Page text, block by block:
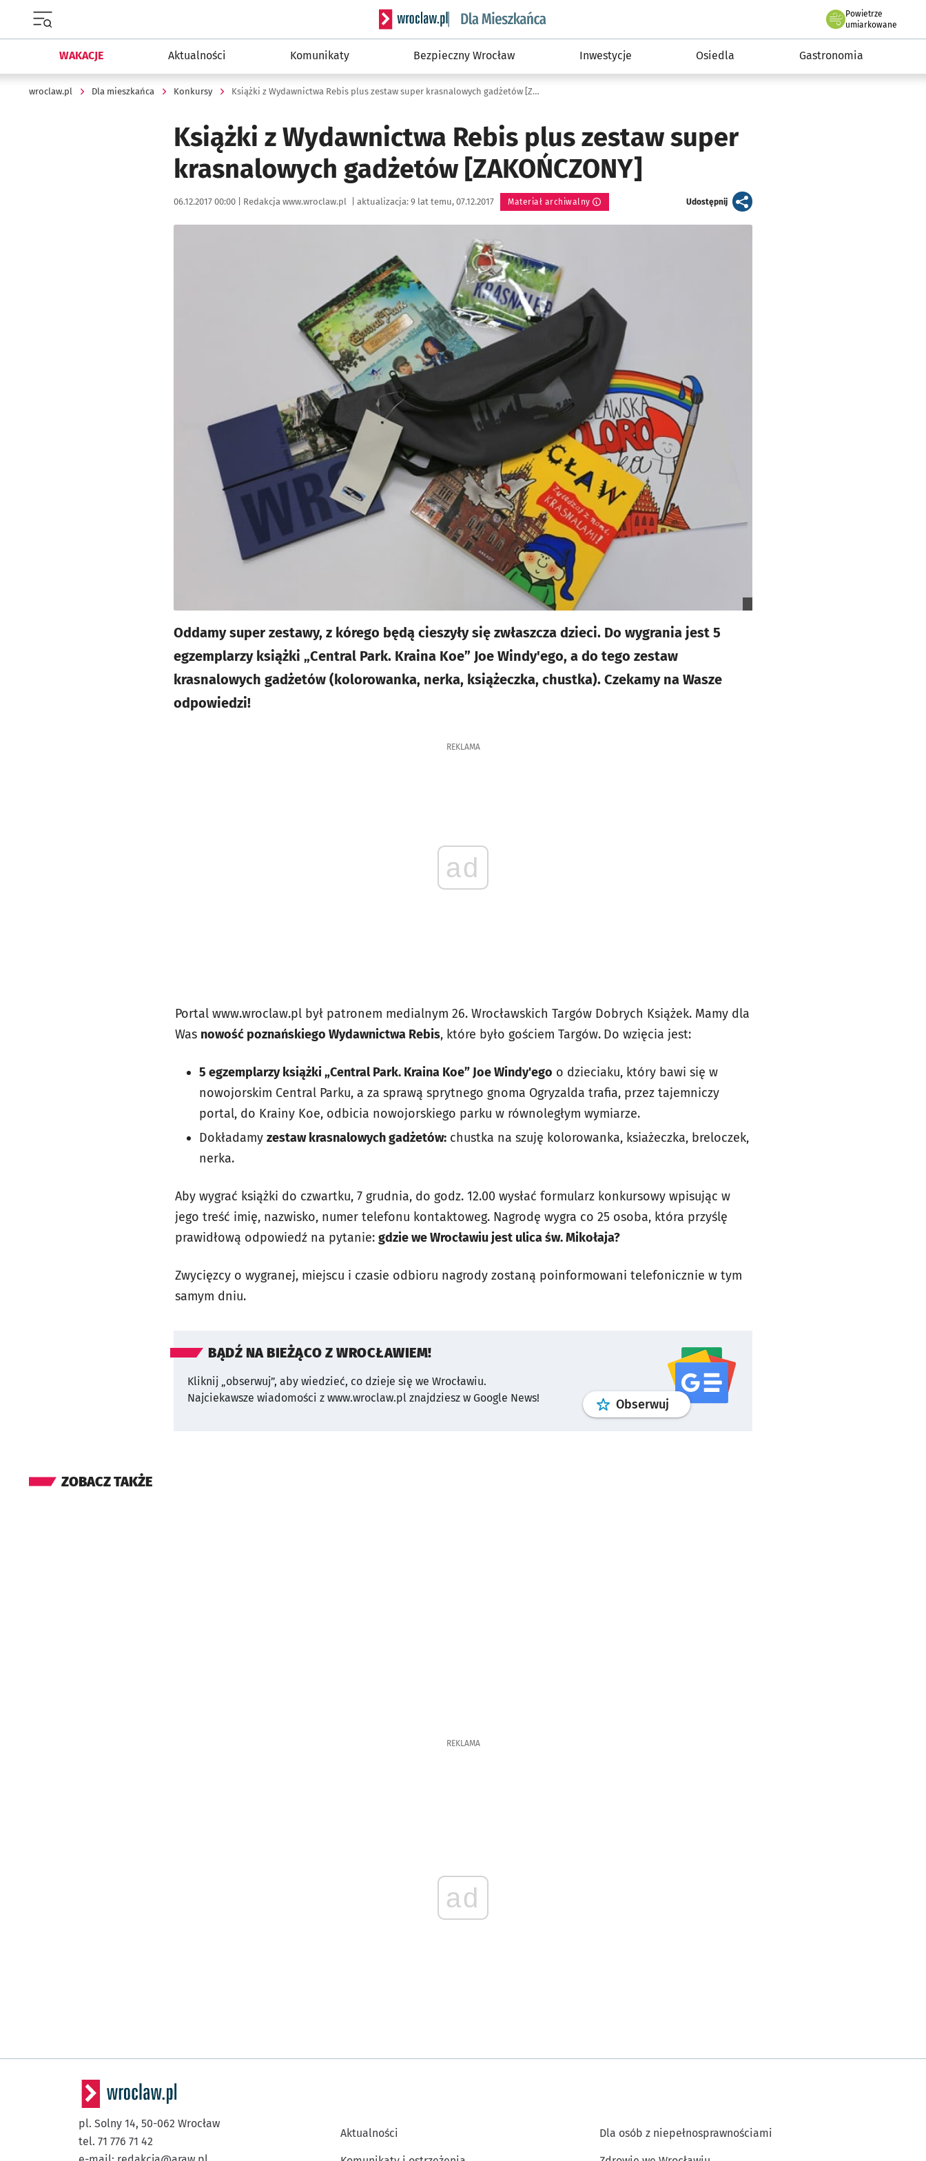
Serwis informacyjny wroclaw.pl podserwis: Dla mieszkańca
Powietrze
we Wrocławiu
umiarkowane
WAKACJE Aktualności Komunikaty Bezpieczny Wrocław Inwestycje Osiedla Gastronomia
wroclaw.pl Dla mieszkańca Konkursy Książki z Wydawnictwa Rebis plus zestaw super krasnalowych gadżetów [ZAKOŃCZONY]
Książki z Wydawnictwa Rebis plus zestaw super
krasnalowych gadżetów [ZAKOŃCZONY]
Data publikacji:
06.12.2017 00:00 | Autor:
Redakcja www.wroclaw.pl aktualizacja: 9 lat temu, 07.12.2017 Materiał archiwalny Udostępnijartykuł
Oddamy super zestawy, z kórego będą cieszyły się zwłaszcza dzieci. Do wygrania jest 5
egzemplarzy książki „Central Park. Kraina Koe” Joe Windy'ego, a do tego zestaw
krasnalowych gadżetów (kolorowanka, nerka, książeczka, chustka). Czekamy na Wasze
odpowiedzi!
REKLAMA
ad
Portal www.wroclaw.pl był patronem medialnym 26. Wrocławskich Targów Dobrych Książek. Mamy dla
Was nowość poznańskiego Wydawnictwa Rebis, które było gościem Targów. Do wzięcia jest:
5 egzemplarzy książki „Central Park. Kraina Koe” Joe Windy'ego o dzieciaku, który bawi się w
nowojorskim Central Parku, a za sprawą sprytnego gnoma Ogryzalda trafia, przez tajemniczy
portal, do Krainy Koe, odbicia nowojorskiego parku w równoległym wymiarze.
Dokładamy zestaw krasnalowych gadżetów: chustka na szuję kolorowanka, ksiażeczka, breloczek,
nerka.
Aby wygrać książki do czwartku, 7 grudnia, do godz. 12.00 wysłać formularz konkursowy wpisując w
jego treść imię, nazwisko, numer telefonu kontaktoweg. Nagrodę wygra co 25 osoba, która przyślę
prawidłową odpowiedź na pytanie: gdzie we Wrocławiu jest ulica św. Mikołaja?
Zwycięzcy o wygranej, miejscu i czasie odbioru nagrody zostaną poinformowani telefonicznie w tym
samym dniu.
BĄDŹ NA BIEŻĄCO Z WROCŁAWIEM!
Kliknij „obserwuj”, aby wiedzieć, co dzieje się we Wrocławiu.
Najciekawsze wiadomości z www.wroclaw.pl znajdziesz w Google News!
Obserwuj profilgoogle news
ZOBACZ TAKŻE
REKLAMA
ad
pl. Solny 14, 50-062 Wrocław
tel. 71 776 71 42
Aktualności Dla osób z niepełnosprawnościami